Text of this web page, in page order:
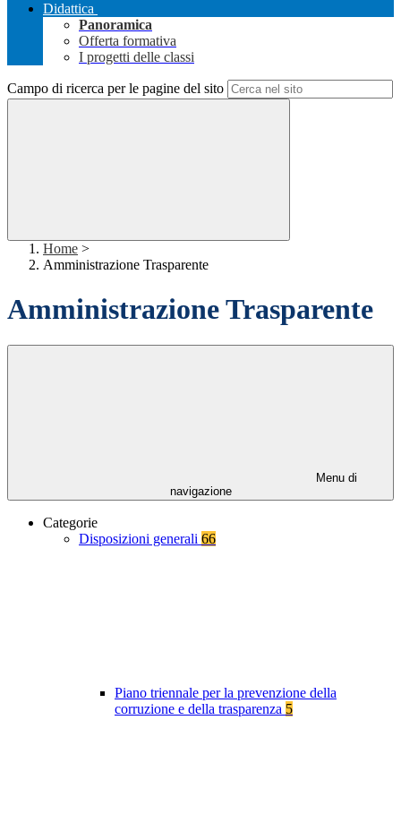
Didattica
Panoramica
Offerta formativa
I progetti delle classi
Campo di ricerca per le pagine del sito
Home >
Amministrazione Trasparente
Amministrazione Trasparente
Menu di
navigazione
Categorie
Disposizioni generali 66
Piano triennale per la prevenzione della
corruzione e della trasparenza 5